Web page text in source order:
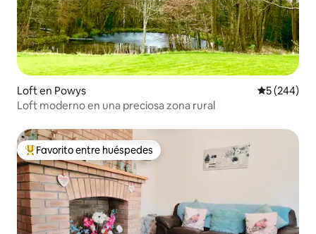
Loft en Powys Calificación
5 (244)
Loft moderno en una preciosa zona rural
De los mejores en Favorito entre huéspedes
Favorito entre huéspedes